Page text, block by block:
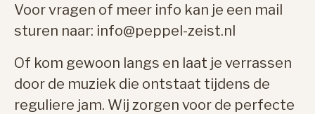
Voor vragen of meer info kan je een mail
sturen naar: info@peppel-zeist.nl
Of kom gewoon langs en laat je verrassen
door de muziek die ontstaat tijdens de
reguliere jam. Wij zorgen voor de perfecte